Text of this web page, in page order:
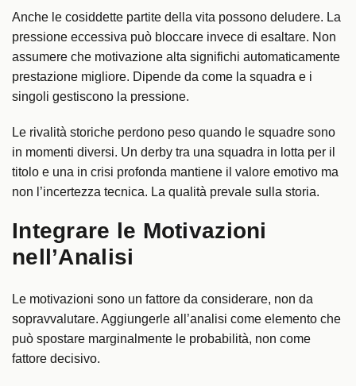
Anche le cosiddette partite della vita possono deludere. La
pressione eccessiva può bloccare invece di esaltare. Non
assumere che motivazione alta significhi automaticamente
prestazione migliore. Dipende da come la squadra e i
singoli gestiscono la pressione.
Le rivalità storiche perdono peso quando le squadre sono
in momenti diversi. Un derby tra una squadra in lotta per il
titolo e una in crisi profonda mantiene il valore emotivo ma
non l’incertezza tecnica. La qualità prevale sulla storia.
Integrare le Motivazioni
nell’Analisi
Le motivazioni sono un fattore da considerare, non da
sopravvalutare. Aggiungerle all’analisi come elemento che
può spostare marginalmente le probabilità, non come
fattore decisivo.